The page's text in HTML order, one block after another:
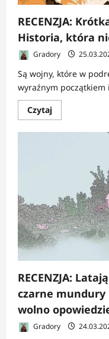
RECENZJA:
Historia, która
Gradory
Są wojny, które w
wyraźnym początkiem
CzytajDowiedz
się
o
Historia,
która
nie
chce
się
skończyć
RECENZJA:
czarne
wolno
Gradory